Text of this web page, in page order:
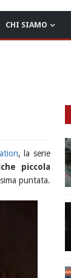
CHI SIAMO
, la serie
piccola
puntata.